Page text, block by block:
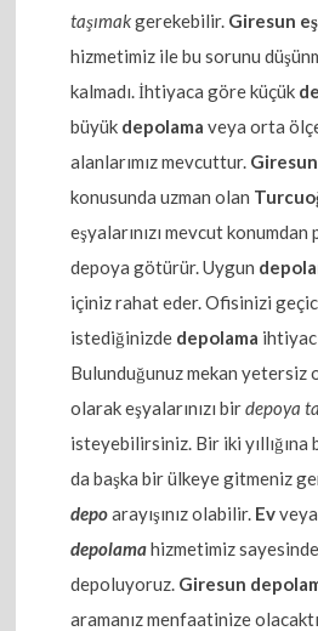
taşımakgerekebilir. Giresun
hizmetimiz ile bu sorunu
kalmadı. İhtiyaca göre küçük
büyük depolama veya orta
alanlarımız mevcuttur.
konusunda uzman olan
eşyalarınızı mevcut
depoya götürür. Uygun
içiniz rahat eder. Ofisinizi
istediğinizde depolama
Bulunduğunuz mekan yetersiz
olarak eşyalarınızı birdepoya
isteyebilirsiniz. Bir iki yıllığına
da başka bir ülkeye gitmeniz
depoarayışınız olabilir. Evveya
depolamahizmetimiz
depoluyoruz. Giresun
aramanız menfaatinize